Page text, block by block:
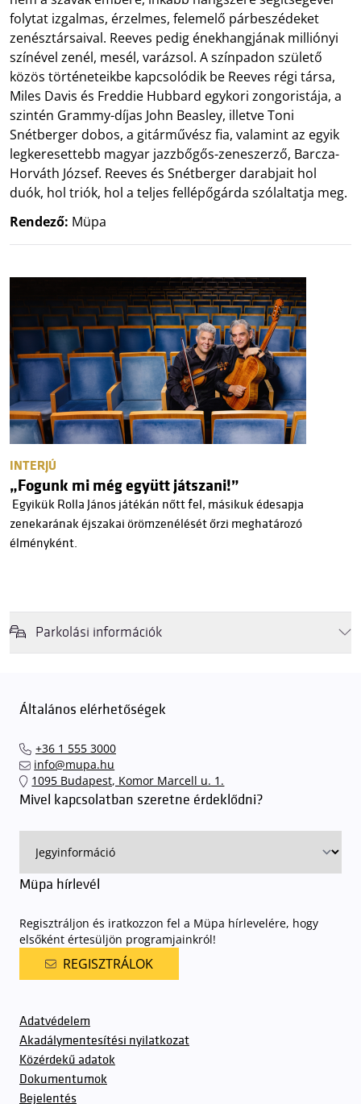
folytat izgalmas, érzelmes, felemelő párbeszédeket
zenésztársaival. Reeves pedig énekhangjának milliónyi
színével zenél, mesél, varázsol. A színpadon születő
közös történeteikbe kapcsolódik be Reeves régi társa,
Miles Davis és Freddie Hubbard egykori zongoristája, a
szintén Grammy-díjas John Beasley, illetve Toni
Snétberger dobos, a gitárművész fia, valamint az egyik
legkeresettebb magyar jazzbőgős-zeneszerző, Barcza-
Horváth József. Reeves és Snétberger darabjait hol
duók, hol triók, hol a teljes fellépőgárda szólaltatja meg.
Rendező: Müpa
INTERJÚ
„Fogunk mi még együtt játszani!”
Egyikük Rolla János játékán nőtt fel, másikuk édesapja
zenekarának éjszakai örömzenélését őrzi meghatározó
élményként.
Parkolási információk
érkezéskor megnövekedett várakozási idővel érdemes kalkulálni. Ezt
azt javasoljuk kedves közönségünknek, induljanak
találhassák meg a legideálisabb parkolóhelyet és
érkezhessenek meg előadásainkra
sorompókat rendszámfelismerő automatika nyitja.
ingyenes azon vendégeink számára, akik egy aznapi fizetős
rendjének részletes leírásaelérhető itt.
Általános elérhetőségek
+36 1 555 3000
info@mupa.hu
1095 Budapest, Komor Marcell u. 1.
Mivel kapcsolatban szeretne érdeklődni?
Müpa hírlevél
Regisztráljon és iratkozzon fel a Müpa hírlevelére, hogy
elsőként értesüljön programjainkról!
REGISZTRÁLOK
Adatvédelem
Akadálymentesítési nyilatkozat
Közérdekű adatok
Dokumentumok
Bejelentés